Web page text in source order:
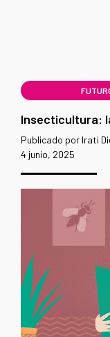
Insecticultura:
Publicado por Irati
4 junio, 2025